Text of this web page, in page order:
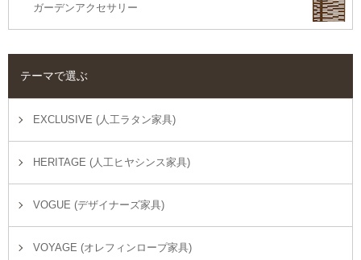
ガーデンアクセサリー
テーマで選ぶ
EXCLUSIVE (人工ラタン家具)
HERITAGE (人工ヒヤシンス家具)
VOGUE (デザイナーズ家具)
VOYAGE (オレフィンロープ家具)